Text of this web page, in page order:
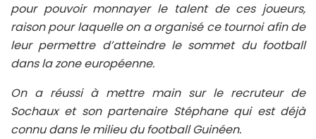
pour pouvoir monnayer le talent de ces joueurs,
raison pour laquelle on a organisé ce tournoi afin de
leur permettre d’atteindre le sommet du football
dans la zone européenne.
On a réussi à mettre main sur le recruteur de
Sochaux et son partenaire Stéphane qui est déjà
connu dans le milieu du football Guinéen.